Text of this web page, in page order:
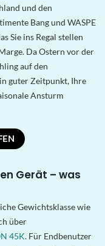
und den
Bang und WASPE
Sie ins Regal stellen
Da Ostern vor der
auf den
guter Zeitpunkt, Ihre
Ansturm
Gerät – was
Gewichtsklasse wie
über
45K. Für Endbenutzer